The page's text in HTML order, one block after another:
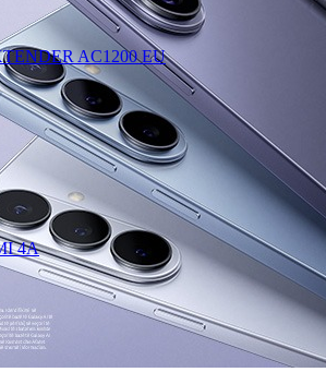
AC1200 EU
4A